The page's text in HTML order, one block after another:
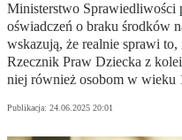
Ministerstwo Sprawiedliwości
oświadczeń o braku środków
wskazują, że realnie sprawi
Rzecznik Praw Dziecka z
niej również osobom w wieku
Publikacja: 24.06.2025 20:01